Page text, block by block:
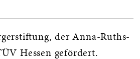
der Anna-Ruths-
Hessen gefördert.